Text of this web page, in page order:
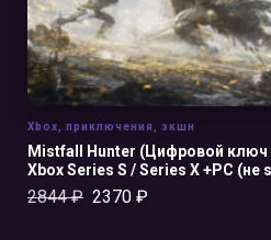
Mistfall Hunter (Цифровой ключ
Xbox Series S / Series X +PC (не
2844₽ 2370 ₽
Xbox, приключения, экшн